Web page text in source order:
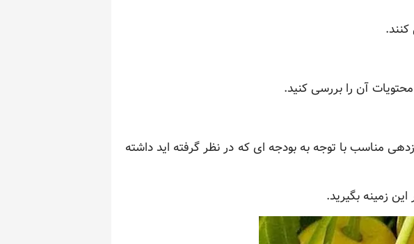
آن را بررسی کنید.
مناسب با توجه به بودجه ای که در نظر گرفته اید داشته
زمینه بگیرید.